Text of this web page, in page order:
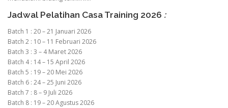
Jadwal Pelatihan Casa Training 2026 :
Batch 1 : 20 – 21 Januari 2026
Batch 2 : 10 – 11 Februari 2026
Batch 3 : 3 – 4 Maret 2026
Batch 4 : 14 – 15 April 2026
Batch 5 : 19 – 20 Mei 2026
Batch 6 : 24 – 25 Juni 2026
Batch 7 : 8 – 9 Juli 2026
Batch 8 : 19 – 20 Agustus 2026